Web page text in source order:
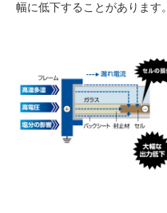
幅に低下することがあります。